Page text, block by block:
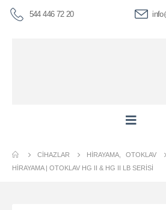
544 446 72 20
CIHAZLAR HIRAYAMA
OTOKLAV
HİRAYAMA | OTOKLAV HG II & HG II LB SERISI